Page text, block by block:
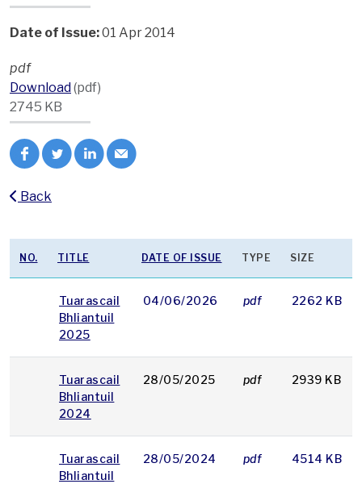
Date of Issue:01 Apr 2014
pdf
Download(pdf)
2745 KB
Back
NO. TITLE DATE OF ISSUE TYPE SIZE
Tuarascail
Bhliantuil
2025
04/06/2026 pdf 2262 KB
Tuarascail
Bhliantuil
2024
28/05/2025 pdf 2939 KB
Tuarascail
Bhliantuil
28/05/2024 pdf 4514 KB